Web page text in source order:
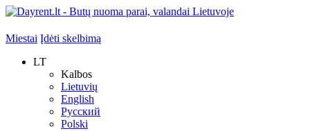
Miestai Įdėti skelbimą
LT
Kalbos
Lietuvių
English
Русский
Polski